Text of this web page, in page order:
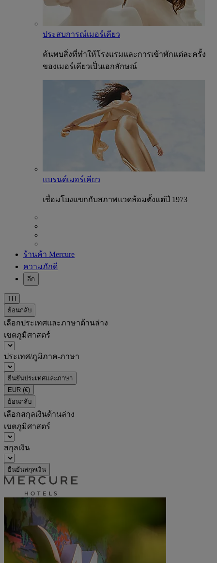
ประสบการณ์เมอร์เคียว
ค้นพบสิ่งที่ทำให้โรงแรมและการเข้าพักแต่ละครั้ง
ของเมอร์เคียวเป็นเอกลักษณ์
แบรนด์เมอร์เคียว
เชื่อมโยงแขกกับสภาพแวดล้อมตั้งแต่ปี 1973
ร้านค้า Mercure
ความภักดี
อีก
TH
ย้อนกลับ
เลือกประเทศและภาษาด้านล่าง
เขตภูมิศาสตร์
ประเทศ/ภูมิภาค-ภาษา
ยืนยันประเทศและภาษา
EUR (€)
ย้อนกลับ
เลือกสกุลเงินด้านล่าง
เขตภูมิศาสตร์
สกุลเงิน
ยืนยันสกุลเงิน